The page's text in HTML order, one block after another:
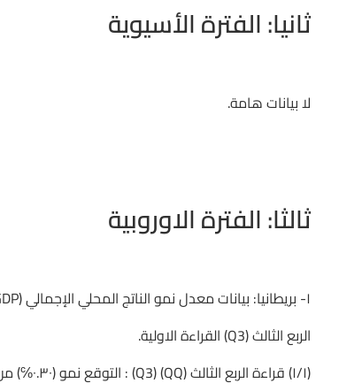
ثانيا: الفترة الأسيوية
لا بيانات هامة.
ثالثا: الفترة الاوروبية
١- بريطانيا: بيانات معدل نمو الناتج المحلي الإجمالي (GDP):
الربع الثالث (Q3) القراءة الاولية.
(١/١) قراءة الربع الثالث (QQ) (Q3) : التوقع نمو (٠.٣٠℅) من القراءة السابقة (٠.٧٠℅).